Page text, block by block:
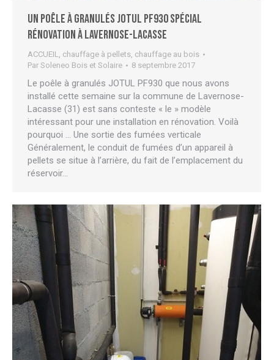
Un poêle à granulés JOTUL PF930 spécial
rénovation à Lavernose-Lacasse
ACCUEIL chauffage à pellets chauffage au bois
Par Soleneo Bois et Solaire 8 septembre 2017
Le poêle à granulés JOTUL PF930 que nous avons
installé cette semaine sur la commune de Lavernose-
Lacasse (31) est sans conteste « le » modèle
intéressant pour une installation en rénovation. Voilà
pourquoi … Une sortie des fumées verticale
Généralement, le conduit de fumées d’un appareil à
pellets se situe à l’arrière, du fait de l’emplacement du
réservoir…